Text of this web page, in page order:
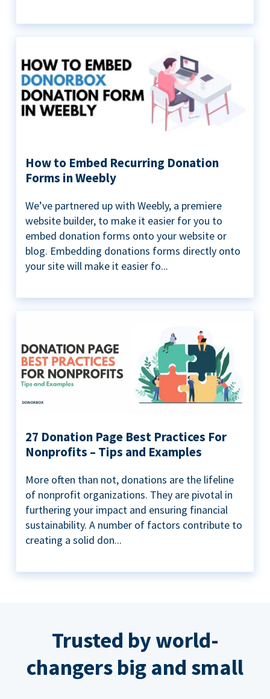
How to Embed Recurring Donation
Forms in Weebly
We’ve partnered up with Weebly, a premiere
website builder, to make it easier for you to
embed donation forms onto your website or
blog. Embedding donations forms directly onto
your site will make it easier fo...
27 Donation Page Best Practices For
Nonprofits – Tips and Examples
More often than not, donations are the lifeline
of nonprofit organizations. They are pivotal in
furthering your impact and ensuring financial
sustainability. A number of factors contribute to
creating a solid don...
Trusted by world-
changers big and small